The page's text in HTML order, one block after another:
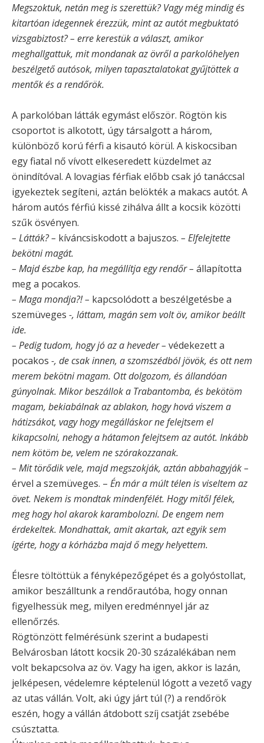
Megszoktuk, netán meg is szerettük? Vagy még mindig és
kitartóan idegennek érezzük, mint az autót megbuktató
vizsgabiztost? – erre kerestük a választ, amikor
meghallgattuk, mit mondanak az övről a parkolóhelyen
beszélgető autósok, milyen tapasztalatokat gyűjtöttek a
mentők és a rendőrök.
A parkolóban látták egymást először. Rögtön kis
csoportot is alkotott, úgy társalgott a három,
különböző korú férfi a kisautó körül. A kiskocsiban
egy fiatal nő vívott elkeseredett küzdelmet az
önindítóval. A lovagias férfiak előbb csak jó tanáccsal
igyekeztek segíteni, aztán belökték a makacs autót. A
három autós férfiú kissé zihálva állt a kocsik közötti
szűk ösvényen.
– Látták? – kíváncsiskodott a bajuszos. – Elfelejtette
bekötni magát.
– Majd észbe kap, ha megállítja egy rendőr – állapította
meg a pocakos.
– Maga mondja?! – kapcsolódott a beszélgetésbe a
szemüveges -, láttam, magán sem volt öv, amikor beállt
ide.
– Pedig tudom, hogy jó az a heveder – védekezett a
pocakos -, de csak innen, a szomszédból jövök, és ott nem
merem bekötni magam. Ott dolgozom, és állandóan
gúnyolnak. Mikor beszállok a Trabantomba, és bekötöm
magam, bekiabálnak az ablakon, hogy hová viszem a
hátizsákot, vagy hogy megálláskor ne felejtsem el
kikapcsolni, nehogy a hátamon felejtsem az autót. Inkább
nem kötöm be, velem ne szórakozzanak.
– Mit törődik vele, majd megszokják, aztán abbahagyják –
érvel a szemüveges. – Én már a múlt télen is viseltem az
övet. Nekem is mondtak mindenfélét. Hogy mitől félek,
meg hogy hol akarok karambolozni. De engem nem
érdekeltek. Mondhattak, amit akartak, azt egyik sem
ígérte, hogy a kórházba majd ő megy helyettem.
Élesre töltöttük a fényképezőgépet és a golyóstollat,
amikor beszálltunk a rendőrautóba, hogy onnan
figyelhessük meg, milyen eredménnyel jár az
ellenőrzés.
Rögtönzött felmérésünk szerint a budapesti
Belvárosban látott kocsik 20-30 százalékában nem
volt bekapcsolva az öv. Vagy ha igen, akkor is lazán,
jelképesen, védelemre képtelenül lógott a vezető vagy
az utas vállán. Volt, aki úgy járt túl (?) a rendőrök
eszén, hogy a vállán átdobott szíj csatját zsebébe
csúsztatta.